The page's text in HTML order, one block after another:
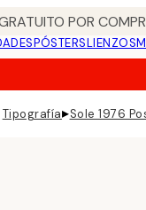
POR
PÓSTERSLIENZOS
Tipografía▸Sole 1976